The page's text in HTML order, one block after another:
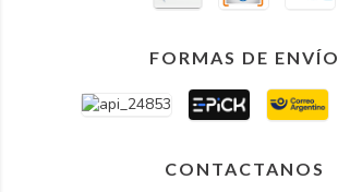
FORMAS DE ENVÍO
CONTACTANOS